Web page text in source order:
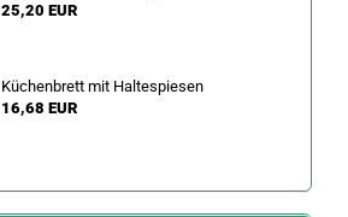
25,20 EUR
Küchenbrett mit Haltespiesen
16,68 EUR